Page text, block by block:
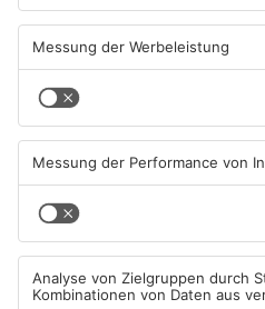
05.08.2026, 06:36 UHR IN
PRIMAVERALAND